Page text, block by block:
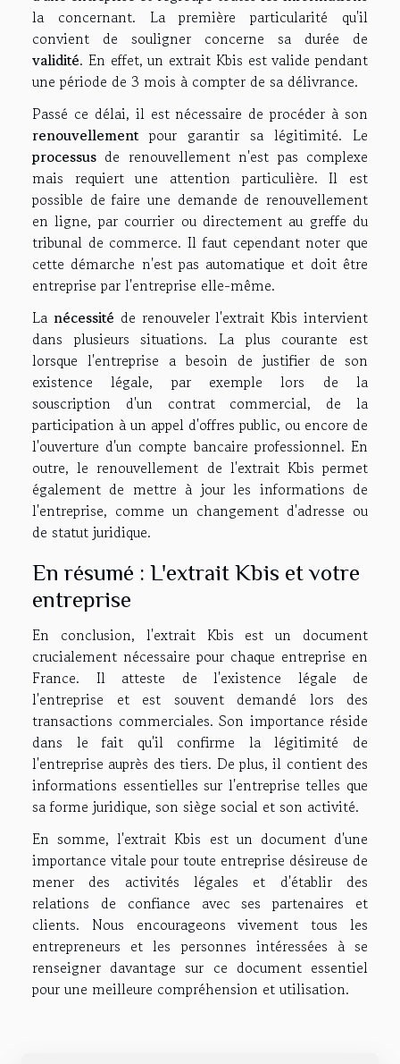
la concernant. La première particularité qu'il
convient de souligner concerne sa durée de
validité. En effet, un extrait Kbis est valide pendant
une période de 3 mois à compter de sa délivrance.
Passé ce délai, il est nécessaire de procéder à son
renouvellementpour garantir sa légitimité. Le
processus de renouvellement n'est pas complexe
mais requiert une attention particulière. Il est
possible de faire une demande de renouvellement
en ligne, par courrier ou directement au greffe du
tribunal de commerce. Il faut cependant noter que
cette démarche n'est pas automatique et doit être
entreprise par l'entreprise elle-même.
La nécessité de renouveler l'extrait Kbis intervient
dans plusieurs situations. La plus courante est
lorsque l'entreprise a besoin de justifier de son
existence légale, par exemple lors de la
souscription d'un contrat commercial, de la
participation à un appel d'offres public, ou encore de
l'ouverture d'un compte bancaire professionnel. En
outre, le renouvellement de l'extrait Kbis permet
également de mettre à jour les informations de
l'entreprise, comme un changement d'adresse ou
de statut juridique.
En résumé : L'extrait Kbis et votre
entreprise
En conclusion, l'extrait Kbis est un document
crucialement nécessaire pour chaque entreprise en
France. Il atteste de l'existence légale de
l'entreprise et est souvent demandé lors des
transactions commerciales. Son importance réside
dans le fait qu'il confirme la légitimité de
l'entreprise auprès des tiers. De plus, il contient des
informations essentielles sur l'entreprise telles que
sa forme juridique, son siège social et son activité.
En somme, l'extrait Kbis est un document d'une
importance vitale pour toute entreprise désireuse de
mener des activités légales et d'établir des
relations de confiance avec ses partenaires et
clients. Nous encourageons vivement tous les
entrepreneurs et les personnes intéressées à se
renseigner davantage sur ce document essentiel
pour une meilleure compréhension et utilisation.